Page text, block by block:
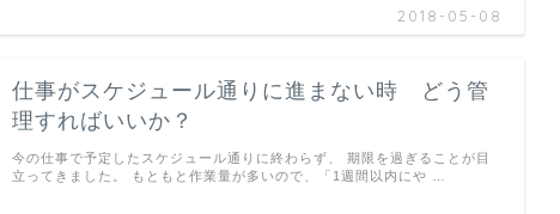
2018-05-08
仕事がスケジュール通りに進まない時 どう管
理すればいいか？
今の仕事で予定したスケジュール通りに終わらず、 期限を過ぎることが目
立ってきました。 もともと作業量が多いので、「1週間以内にや …